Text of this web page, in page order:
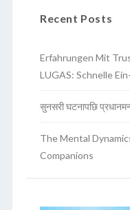
Recent Posts
Erfahrungen Mit
LUGAS: Schnelle
सुनसरी घटनापछि
The Mental
Companions